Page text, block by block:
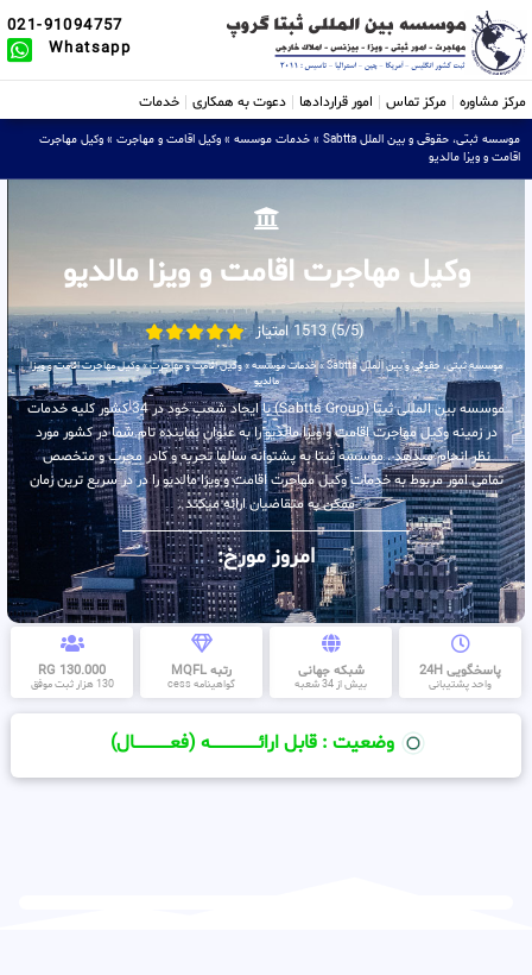
021-91094757
Whatsapp
مرکز مشاوره مرکز تماس امور قراردادها دعوت به همکاری خدمات
موسسه ثبتی، حقوقی و بین الملل Sabtta » خدمات موسسه » وکیل اقامت و مهاجرت » وکیل مهاجرت
اقامت و ویزا مالدیو
وکیل مهاجرت اقامت و ویزا مالدیو
(5/5) 1513 امتیاز
موسسه ثبتی، حقوقی و بین الملل Sabtta »خدمات موسسه»وکیل اقامت و مهاجرت»وکیل مهاجرت اقامت و ویزا
مالدیو
موسسه بین المللی ثبتا (Sabtta Group) با ایجاد شعب خود در 34 کشور کلیه خدمات
در زمینه وکیل مهاجرت اقامت و ویزا مالدیو را به عنوان نماینده تام شما در کشور مورد
نظر انجام میدهد . موسسه ثبتا به پشتوانه سالها تجربه و کادر مجرب و متخصص
تمامی امور مربوط به خدمات وکیل مهاجرت اقامت و ویزا مالدیو را در در سریع ترین زمان
ممکن به متقاضیان ارائه میکند .
امروز مورخ:
پاسخگویی 24H
واحد پشتیبانی
شبکه جهانی
بیش از 34 شعبه
رتبه MQFL
گواهینامه cess
130.000 RG
130 هزار ثبت موفق
وضعیت : قابل ارائــــــــــــــــــــه (فعـــــــــــــــال)